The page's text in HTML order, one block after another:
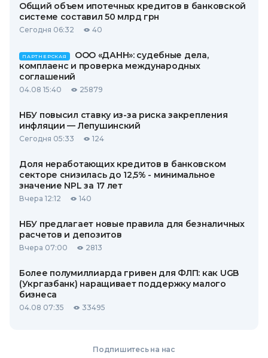
Общий объем ипотечных кредитов в банковской
системе составил 50 млрд грн
Сегодня 06:32 40
ПАРТНЕРСКАЯ
ООО «ДАНН»: судебные дела,
комплаенс и проверка международных
соглашений
04.08 15:40 25879
НБУ повысил ставку из-за риска закрепления
инфляции — Лепушинский
Сегодня 05:33 124
Доля неработающих кредитов в банковском
секторе снизилась до 12,5% - минимальное
значение NPL за 17 лет
Вчера 12:12 140
НБУ предлагает новые правила для безналичных
расчетов и депозитов
Вчера 07:00 2813
Более полумиллиарда гривен для ФЛП: как UGB
(Укргазбанк) наращивает поддержку малого
бизнеса
04.08 07:35 33495
Подпишитесь на нас